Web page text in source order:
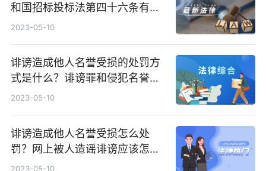
和国招标投标法第四十六条有什
么内容？
2023-05-10
诽谤造成他人名誉受损的处罚方
式是什么？诽谤罪和侵犯名誉权
的区别是什么？
2023-05-10
诽谤造成他人名誉受损怎么处
罚？网上被人造谣诽谤应该怎么
办？
2023-05-10